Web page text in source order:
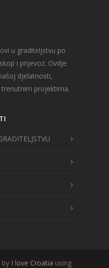
u graditeljstvu po
i prijevoz. Ovdje
djelatnosti,
projektima.
by I love Croatia using